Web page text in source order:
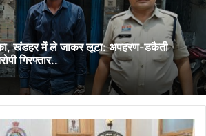
खंडहर में ले जाकर लूटा: अपहरण-डकैती
गिरफ्तार..